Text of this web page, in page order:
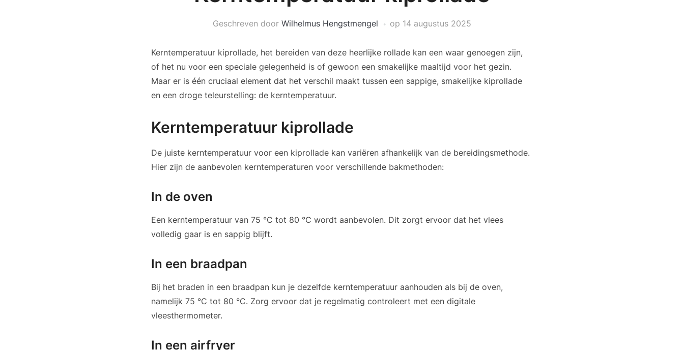
Geschreven door Wilhelmus Hengstmengel op 14 augustus 2025
Kerntemperatuur kiprollade, het bereiden van deze heerlijke rollade kan een waar genoegen zijn,
of het nu voor een speciale gelegenheid is of gewoon een smakelijke maaltijd voor het gezin.
Maar er is één cruciaal element dat het verschil maakt tussen een sappige, smakelijke kiprollade
en een droge teleurstelling: de kerntemperatuur.
Kerntemperatuur kiprollade
De juiste kerntemperatuur voor een kiprollade kan variëren afhankelijk van de bereidingsmethode.
Hier zijn de aanbevolen kerntemperaturen voor verschillende bakmethoden:
In de oven
Een kerntemperatuur van 75 °C tot 80 °C wordt aanbevolen. Dit zorgt ervoor dat het vlees
volledig gaar is en sappig blijft.
In een braadpan
Bij het braden in een braadpan kun je dezelfde kerntemperatuur aanhouden als bij de oven,
namelijk 75 °C tot 80 °C. Zorg ervoor dat je regelmatig controleert met een digitale
vleesthermometer.
In een airfryer